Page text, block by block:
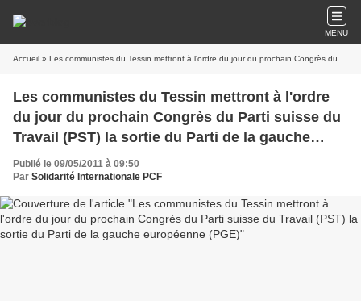
MENU
Accueil » Les communistes du Tessin mettront à l'ordre du jour du prochain Congrès du Parti suisse du Travail (PST) la sortie du Parti de la gauche européenne (PGE)
Les communistes du Tessin mettront à l'ordre
du jour du prochain Congrès du Parti suisse du
Travail (PST) la sortie du Parti de la gauche
européenne (PGE)
Publié le 09/05/2011 à 09:50
Par Solidarité Internationale PCF